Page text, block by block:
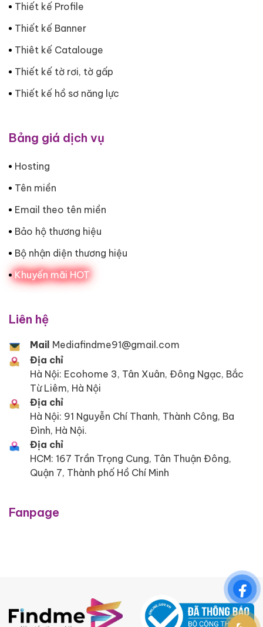
Thiết kế Profile
Thiết kế Banner
Thiêt kế Catalouge
Thiết kế tờ rơi, tờ gấp
Thiết kế hồ sơ năng lực
Bảng giá dịch vụ
Hosting
Tên miền
Email theo tên miền
Bảo hộ thương hiệu
Bộ nhận diện thương hiệu
Khuyến mãi HOT
Liên hệ
Mail Mediafindme91@gmail.com
Địa chỉ
Hà Nội: Ecohome 3, Tân Xuân, Đông Ngạc, Bắc
Từ Liêm, Hà Nội
Địa chỉ
Hà Nội: 91 Nguyễn Chí Thanh, Thành Công, Ba
Đình, Hà Nội.
Địa chỉ
HCM: 167 Trần Trọng Cung, Tân Thuận Đông,
Quận 7, Thành phố Hồ Chí Minh
Fanpage